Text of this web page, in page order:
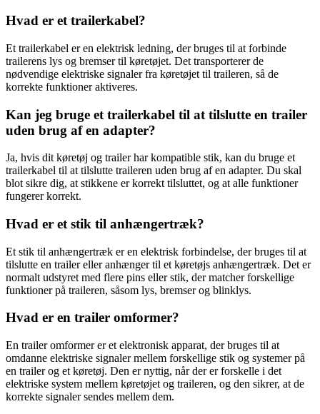
Hvad er et trailerkabel?
Et trailerkabel er en elektrisk ledning, der bruges til at forbinde
trailerens lys og bremser til køretøjet. Det transporterer de
nødvendige elektriske signaler fra køretøjet til traileren, så de
korrekte funktioner aktiveres.
Kan jeg bruge et trailerkabel til at tilslutte en trailer
uden brug af en adapter?
Ja, hvis dit køretøj og trailer har kompatible stik, kan du bruge et
trailerkabel til at tilslutte traileren uden brug af en adapter. Du skal
blot sikre dig, at stikkene er korrekt tilsluttet, og at alle funktioner
fungerer korrekt.
Hvad er et stik til anhængertræk?
Et stik til anhængertræk er en elektrisk forbindelse, der bruges til at
tilslutte en trailer eller anhænger til et køretøjs anhængertræk. Det er
normalt udstyret med flere pins eller stik, der matcher forskellige
funktioner på traileren, såsom lys, bremser og blinklys.
Hvad er en trailer omformer?
En trailer omformer er et elektronisk apparat, der bruges til at
omdanne elektriske signaler mellem forskellige stik og systemer på
en trailer og et køretøj. Den er nyttig, når der er forskelle i det
elektriske system mellem køretøjet og traileren, og den sikrer, at de
korrekte signaler sendes mellem dem.